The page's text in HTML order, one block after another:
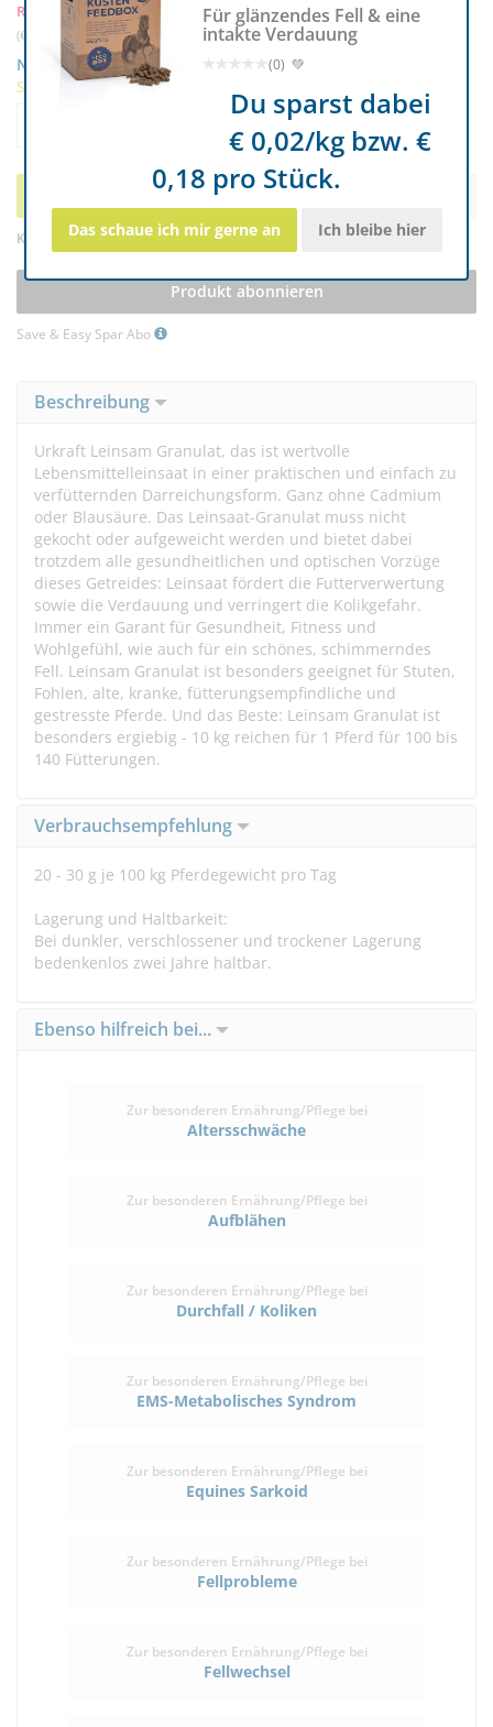
RC-Mitglieder sparen € 1,75
(€ 3,50/kg) | inkl. MwSt. zzgl. Versand
Nur noch 12 auf Lager
Sofort lieferbar
Bestellen
Kostenloser Versand ab € 119
Produkt abonnieren
Save & Easy Spar Abo
Beschreibung
Urkraft Leinsam Granulat, das ist wertvolle
Lebensmittelleinsaat in einer praktischen und einfach zu
verfütternden Darreichungsform. Ganz ohne Cadmium
oder Blausäure. Das Leinsaat-Granulat muss nicht
gekocht oder aufgeweicht werden und bietet dabei
trotzdem alle gesundheitlichen und optischen Vorzüge
dieses Getreides: Leinsaat fördert die Futterverwertung
sowie die Verdauung und verringert die Kolikgefahr.
Immer ein Garant für Gesundheit, Fitness und
Wohlgefühl, wie auch für ein schönes, schimmerndes
Fell. Leinsam Granulat ist besonders geeignet für Stuten,
Fohlen, alte, kranke, fütterungsempfindliche und
gestresste Pferde. Und das Beste: Leinsam Granulat ist
besonders ergiebig - 10 kg reichen für 1 Pferd für 100 bis
140 Fütterungen.
Verbrauchsempfehlung
20 - 30 g je 100 kg Pferdegewicht pro Tag
Lagerung und Haltbarkeit:
Bei dunkler, verschlossener und trockener Lagerung
bedenkenlos zwei Jahre haltbar.
Ebenso hilfreich bei...
Zur besonderen Ernährung/Pflege bei
Altersschwäche
Zur besonderen Ernährung/Pflege bei
Aufblähen
Zur besonderen Ernährung/Pflege bei
Durchfall / Koliken
Zur besonderen Ernährung/Pflege bei
EMS-Metabolisches Syndrom
Zur besonderen Ernährung/Pflege bei
Equines Sarkoid
Zur besonderen Ernährung/Pflege bei
Fellprobleme
Zur besonderen Ernährung/Pflege bei
Fellwechsel
Für glänzendes Fell & eine
intakte Verdauung
(0) 💚
Du sparst dabei
€ 0,02/kg bzw. €
0,18 pro Stück.
Das schaue ich mir gerne an Ich bleibe hier